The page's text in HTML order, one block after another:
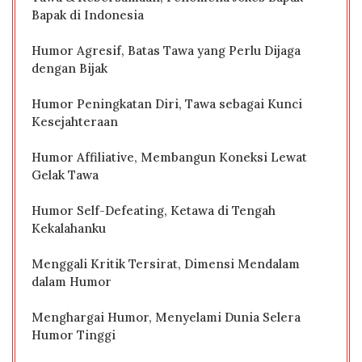
Bapak di Indonesia
Humor Agresif, Batas Tawa yang Perlu Dijaga
dengan Bijak
Humor Peningkatan Diri, Tawa sebagai Kunci
Kesejahteraan
Humor Affiliative, Membangun Koneksi Lewat
Gelak Tawa
Humor Self-Defeating, Ketawa di Tengah
Kekalahanku
Menggali Kritik Tersirat, Dimensi Mendalam
dalam Humor
Menghargai Humor, Menyelami Dunia Selera
Humor Tinggi